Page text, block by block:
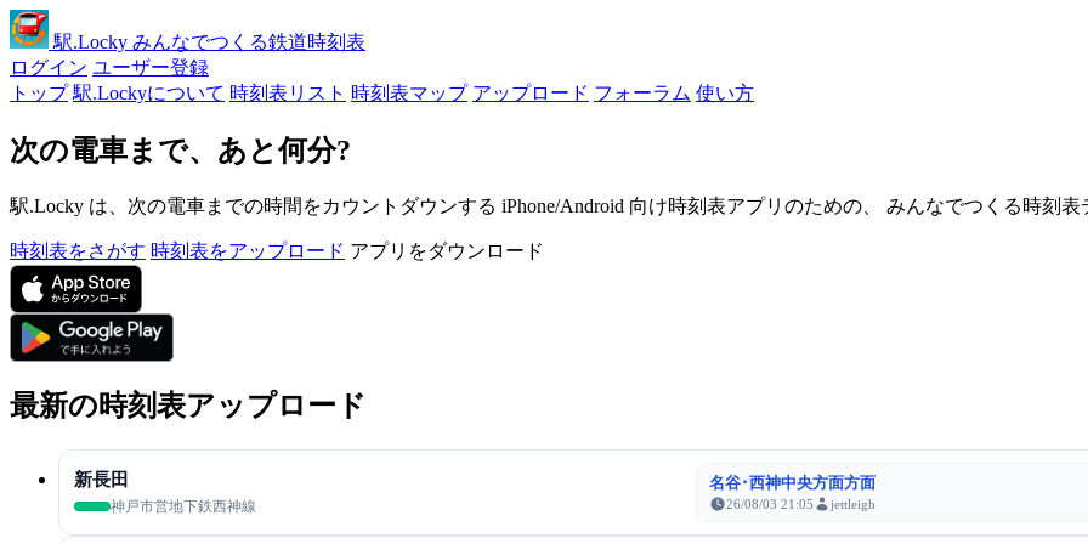
駅.Locky みんなでつくる鉄道時刻表
ログイン ユーザー登録
トップ 駅.Lockyについて 時刻表リスト 時刻表マップ アップロード フォーラム 使い方
次の電車まで、あと何分?
駅.Locky は、次の電車までの時間をカウントダウンする iPhone/Android 向け時刻表アプリのための、 みんなでつくる時刻表
時刻表をさがす 時刻表をアップロード アプリをダウンロード
最新の時刻表アップロード
新長田
神戸市営地下鉄西神線
名谷･西神中央方面方面
26/08/03 21:05 jettleigh